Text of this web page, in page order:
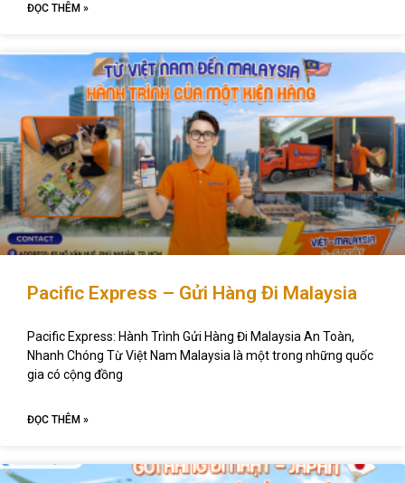
ĐỌC THÊM »
Pacific Express – Gửi Hàng Đi Malaysia
Pacific Express: Hành Trình Gửi Hàng Đi Malaysia An Toàn,
Nhanh Chóng Từ Việt Nam Malaysia là một trong những quốc
gia có cộng đồng
ĐỌC THÊM »